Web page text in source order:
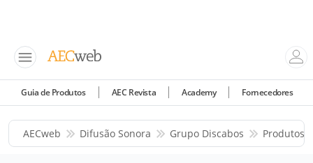
Guia de Produtos AEC Revista Academy Fornecedores
AECweb Difusão Sonora Grupo Discabos Produtos